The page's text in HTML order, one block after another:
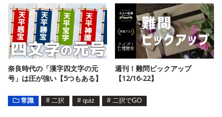
奈良時代の「漢字四文字の元
号」は圧が強い【5つもある】
週刊！難問ピックアップ
【12/16-22】
常識 # 二択 # quiz # 二択でGO